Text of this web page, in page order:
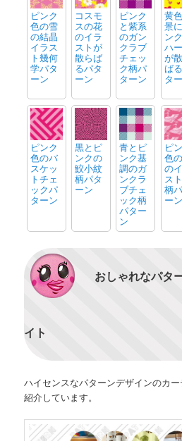
ピンク
色の雪
の結晶
イラス
ト幾何
学パタ
ーン
コスモ
スの花
のイラ
ストが
散らば
るパタ
ーン
ピンク
と紫系
のガン
クラブ
チェッ
ク柄パ
ターン
黄
景
ン
ハ
が
ば
タ
ピンク
色のバ
スケッ
トチェ
ックパ
ターン
黒とピ
ンクの
鮫小紋
柄パタ
ーン
青とピ
ンク基
調のガ
ンクラ
ブチェ
ック柄
パター
ン
ピ
色
の
ス
柄
ーン
おしゃれなパタ
イト
ハイセンスなパターンデザインのカ
紹介しています。